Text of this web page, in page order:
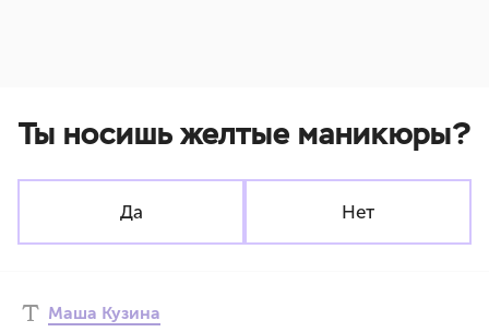
Ты носишь желтые маникюры?
Да Нет
Маша Кузина